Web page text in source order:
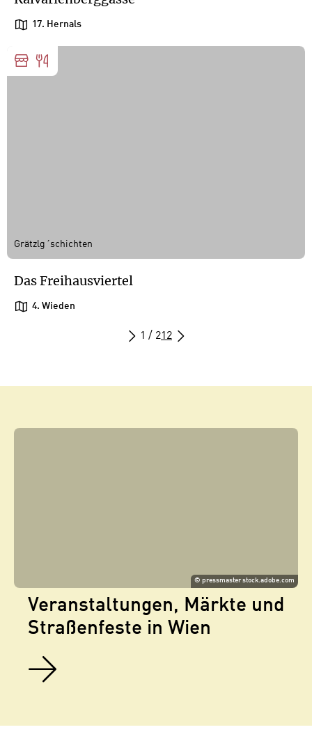
17. Hernals
Grätzlg´schichten
Das Freihausviertel
4. Wieden
1 / 21 2
©pressmaster stock.adobe.com
Veranstaltungen, Märkte und
Straßenfeste in Wien